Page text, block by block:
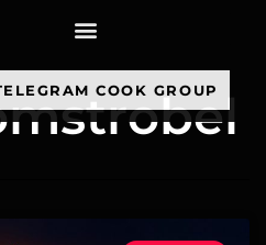
COOK GROUP